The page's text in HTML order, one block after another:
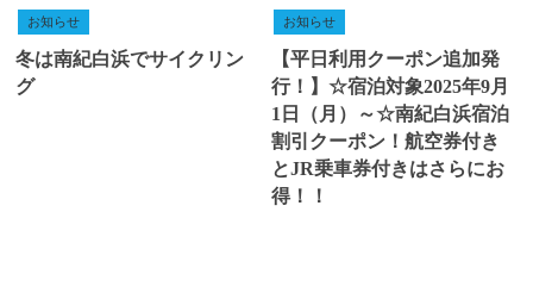
お知らせ
冬は南紀白浜でサイクリン
グ
お知らせ
【平日利用クーポン追加発
行！】☆宿泊対象2025年9月
1日（月）～☆南紀白浜宿泊
割引クーポン！航空券付き
とJR乗車券付きはさらにお
得！！